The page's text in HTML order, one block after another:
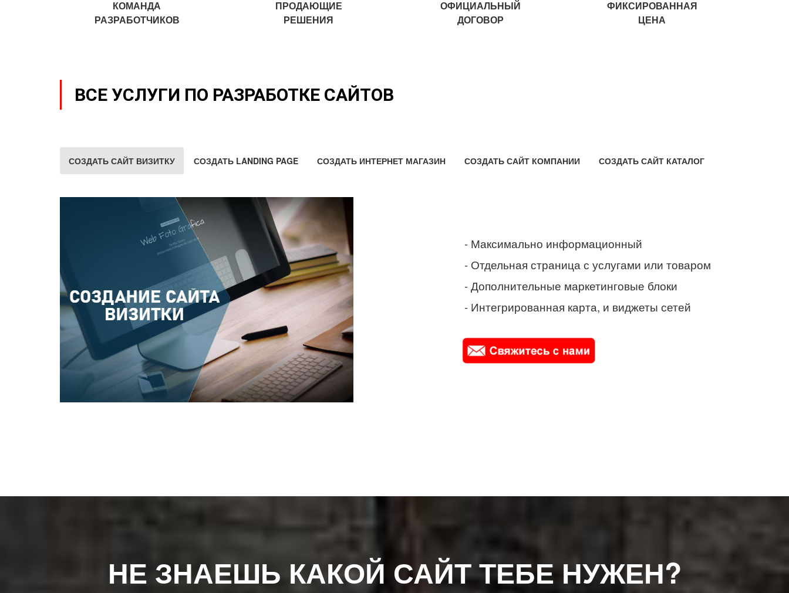
КОМАНДА
РАЗРАБОТЧИКОВ
ПРОДАЮЩИЕ
РЕШЕНИЯ
ОФИЦИАЛЬНЫЙ
ДОГОВОР
ФИКСИРОВАННАЯ
ЦЕНА
ВСЕ УСЛУГИ ПО РАЗРАБОТКЕ САЙТОВ
СОЗДАТЬ САЙТ ВИЗИТКУ СОЗДАТЬ LANDING PAGE СОЗДАТЬ ИНТЕРНЕТ МАГАЗИН СОЗДАТЬ САЙТ КОМПАНИИ СОЗДАТЬ САЙТ КАТАЛОГ
- Максимально информационный
- Отдельная страница с услугами или товаром
- Дополнительные маркетинговые блоки
- Интегрированная карта, и виджеты сетей
НЕ ЗНАЕШЬ КАКОЙ САЙТ ТЕБЕ НУЖЕН?